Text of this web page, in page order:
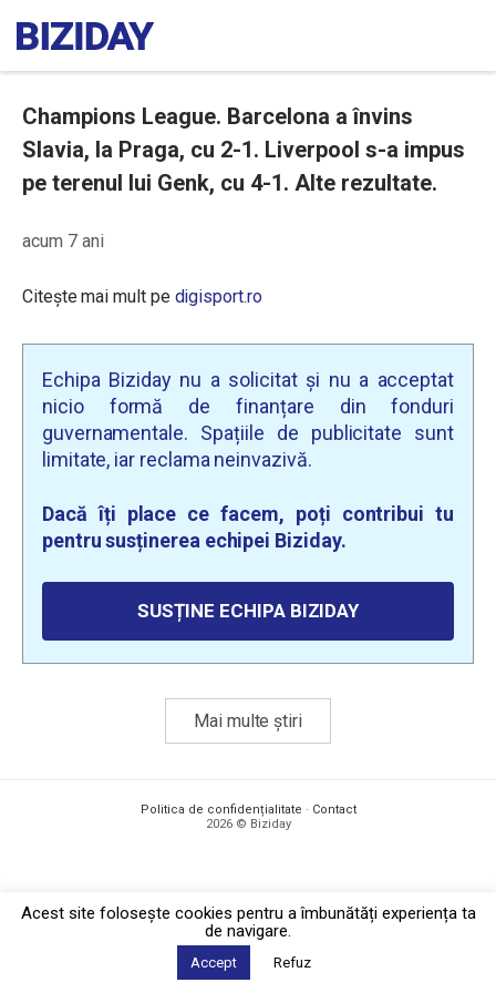
Champions League. Barcelona a învins
Slavia, la Praga, cu 2-1. Liverpool s-a impus
pe terenul lui Genk, cu 4-1. Alte rezultate.
acum 7 ani
Citește mai mult pe digisport.ro
Echipa Biziday nu a solicitat și nu a acceptat
nicio formă de finanțare din fonduri
guvernamentale. Spațiile de publicitate sunt
limitate, iar reclama neinvazivă.
Dacă îți place ce facem, poți contribui tu
pentru susținerea echipei Biziday.
SUSȚINE ECHIPA BIZIDAY
Mai multe știri
Politica de confidențialitate · Contact
2026 © Biziday
Acest site foloseşte cookies pentru a îmbunătăți experiența ta
de navigare.
Accept Refuz